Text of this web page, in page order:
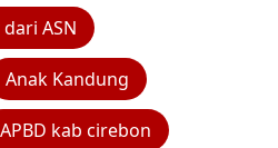
ASN
Anak Kandung
APBD kab cirebon